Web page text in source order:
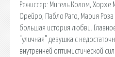
Режиссер: Мигель Колом, Хорхе
Орейро, Пабло Раго, Мария
большая история любви.
"уличная" девушка с
внутренней оптимистической